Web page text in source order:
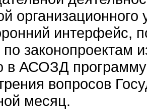
интерфейс,
законопроектам
в АСОЗД
вопросов
месяц.